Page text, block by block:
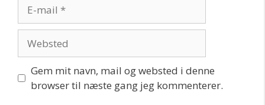
mail
Gem mit navn, mail og websted i denne
browser til næste gang jeg kommenterer.